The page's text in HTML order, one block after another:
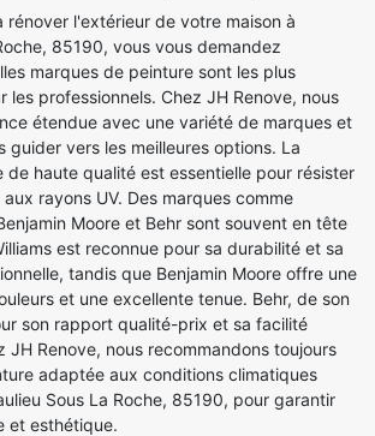
rénover l'extérieur de votre maison à
85190, vous vous demandez
marques de peinture sont les plus
les professionnels. Chez JH Renove, nous
étendue avec une variété de marques et
guider vers les meilleures options. La
de haute qualité est essentielle pour résister
rayons UV. Des marques comme
Moore et Behr sont souvent en tête
est reconnue pour sa durabilité et sa
tandis que Benjamin Moore offre une
et une excellente tenue. Behr, de son
son rapport qualité-prix et sa facilité
JH Renove, nous recommandons toujours
adaptée aux conditions climatiques
Sous La Roche, 85190, pour garantir
et esthétique.